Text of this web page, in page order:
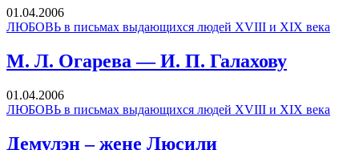
01.04.2006
ЛЮБОВЬ в письмах выдающихся людей XVIII и XIX века
М. Л. Огарева — И. П. Галахову
01.04.2006
ЛЮБОВЬ в письмах выдающихся людей XVIII и XIX века
Демулэн – жене Люсили